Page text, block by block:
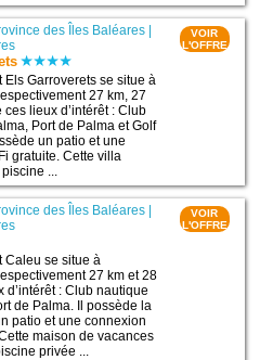
des Îles Baléares |
Els Garroverets se situe à
27 km, 27
ces lieux d’intérêt : Club
Port de Palma et Golf
un patio et une
gratuite. Cette villa
...
VOIR
L'OFFRE
des Îles Baléares |
Caleu se situe à
27 km et 28
d’intérêt : Club nautique
de Palma. Il possède la
patio et une connexion
maison de vacances
privée ...
VOIR
L'OFFRE